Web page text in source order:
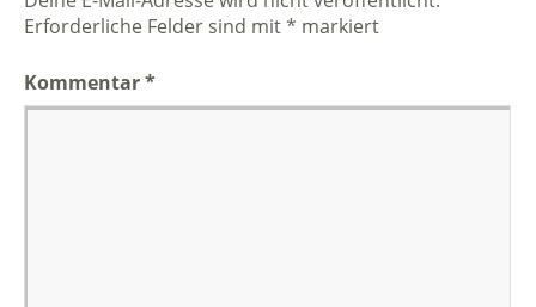
Erforderliche Felder sind mit* markiert
Kommentar*